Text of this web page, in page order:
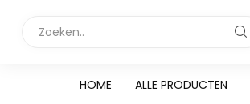
HOME ALLE PRODUCTEN